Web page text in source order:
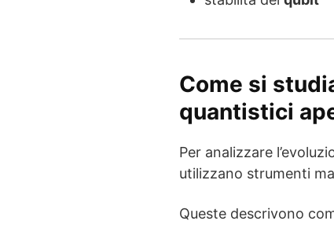
Come si
quantistici
Per analizzare
utilizzano strumenti
Queste descrivono